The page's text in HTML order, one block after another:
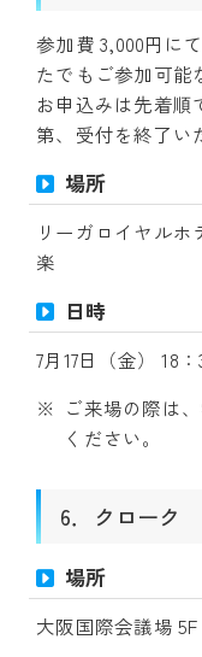
参加費 3,000円に
たでもご参加可能
お申込みは先着順
第、受付を終了い
場所
リーガロイヤル
楽
日時
7月17日（金） 18
ご来場の際は
ください。
6．クローク
場所
大阪国際会議場